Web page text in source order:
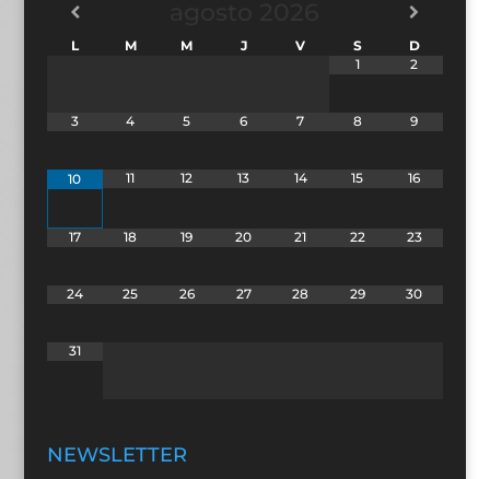
L M M J V S
D
1
2
3 4 5 6 7 8 9
10 11 12 13 14 15 16
17 18 19 20 21 22 23
24 25 26 27 28 29 30
31
NEWSLETTER